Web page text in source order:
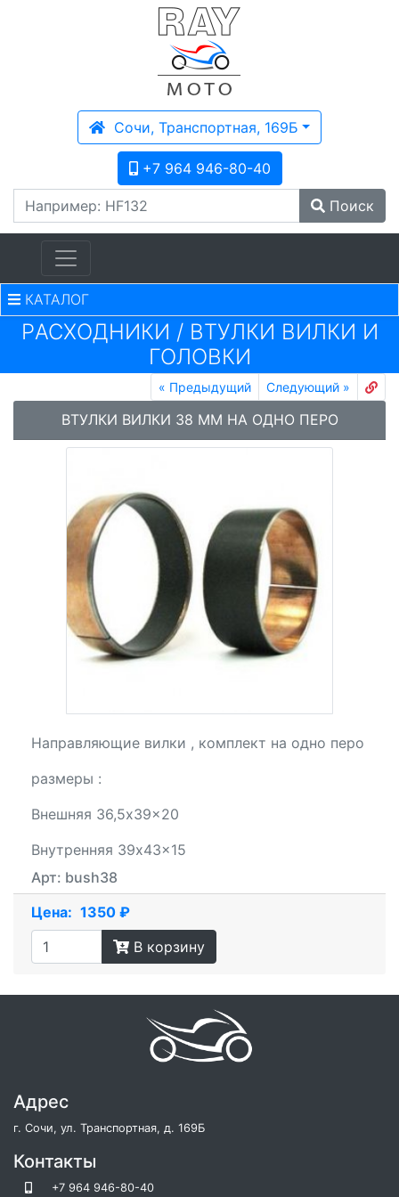
Сочи, Транспортная, 169Б
+7 964 946-80-40
Поиск
КАТАЛОГ
PАСХОДНИКИ / ВТУЛКИ ВИЛКИ И
ГОЛОВКИ
« Предыдущий Следующий »
ВТУЛКИ ВИЛКИ 38 ММ НА ОДНО ПЕРО
Направляющие вилки , комплект на одно перо
размеры :
Внешняя 36,5x39x20
Внутренняя 39x43x15
Арт: bush38
Цена: 1350 ₽
В корзину
Адрес
г. Сочи, ул. Транспортная, д. 169Б
Контакты
+7 964 946-80-40